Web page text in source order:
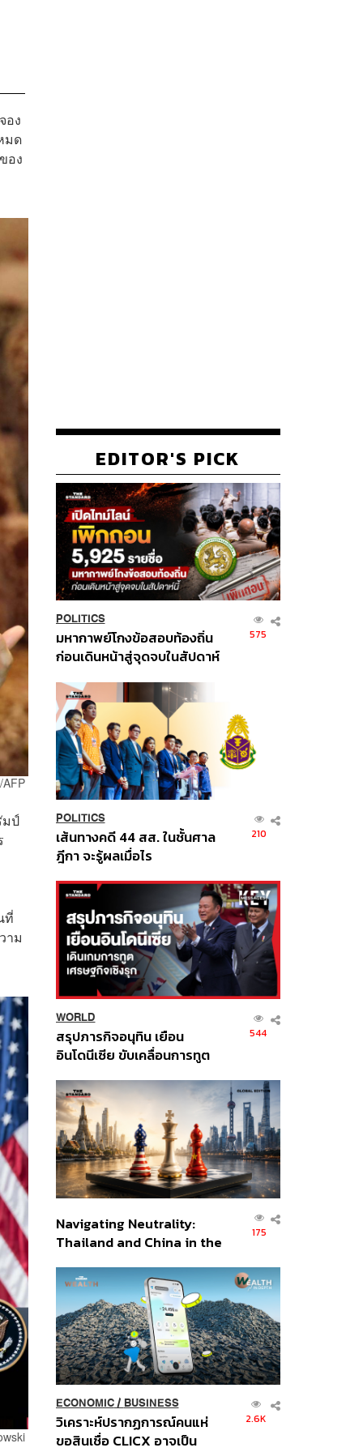
อง
มด
อง
AFP
มป์
ที่
าม
EDITOR'S PICK
POLITICS
มหากาพย์โกงข้อสอบท้องถิ่น
ก่อนเดินหน้าสู่จุดจบในสัปดาห์
575
POLITICS
เส้นทางคดี 44 สส. ในชั้นศาล
ฎีกา จะรู้ผลเมื่อไร
210
WORLD
สรุปภารกิจอนุทิน เยือน
อินโดนีเซีย ขับเคลื่อนการทูต
ส่วนยุทธศาสตร์ไทย –
อินโดนีเซีย
544
Navigating Neutrality:
Thailand and China in the
Order
175
ECONOMIC/ BUSINESS
วิเคราะห์ปรากฏการณ์คนแห่
ขอสินเชื่อ CLICX อาจเป็น
2.6K